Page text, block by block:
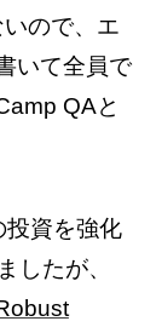
ので、エ
いて全員で
QAと
投資を強化
したが、